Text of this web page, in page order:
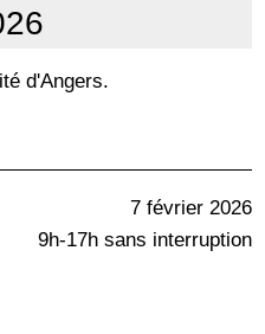
d'Angers.
7 février 2026
9h-17h sans interruption